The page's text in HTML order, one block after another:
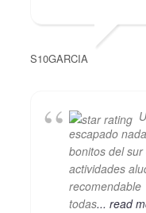
S10GARCIA
escapado
bonitos del
actividades
recomendable
todas... read